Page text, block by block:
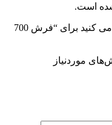
است.
اولین نفری باشید که دیدگاهی را ارسال می کنید برای “فرش 700
موردنیاز